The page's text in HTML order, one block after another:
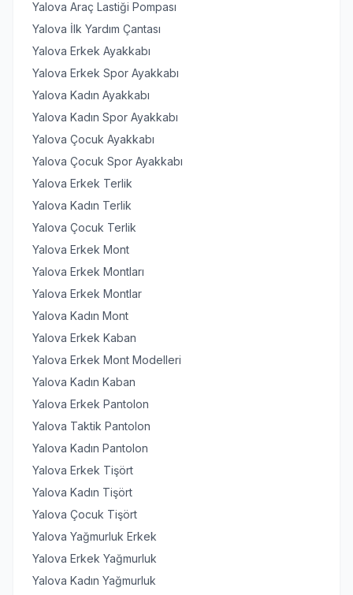
Yalova Araç Lastiği Pompası
Yalova İlk Yardım Çantası
Yalova Erkek Ayakkabı
Yalova Erkek Spor Ayakkabı
Yalova Kadın Ayakkabı
Yalova Kadın Spor Ayakkabı
Yalova Çocuk Ayakkabı
Yalova Çocuk Spor Ayakkabı
Yalova Erkek Terlik
Yalova Kadın Terlik
Yalova Çocuk Terlik
Yalova Erkek Mont
Yalova Erkek Montları
Yalova Erkek Montlar
Yalova Kadın Mont
Yalova Erkek Kaban
Yalova Erkek Mont Modelleri
Yalova Kadın Kaban
Yalova Erkek Pantolon
Yalova Taktik Pantolon
Yalova Kadın Pantolon
Yalova Erkek Tişört
Yalova Kadın Tişört
Yalova Çocuk Tişört
Yalova Yağmurluk Erkek
Yalova Erkek Yağmurluk
Yalova Kadın Yağmurluk